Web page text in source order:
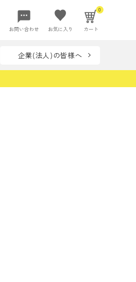
sms
お問い合わせ お気に入り
0
カート
企業(法人)の皆様へ